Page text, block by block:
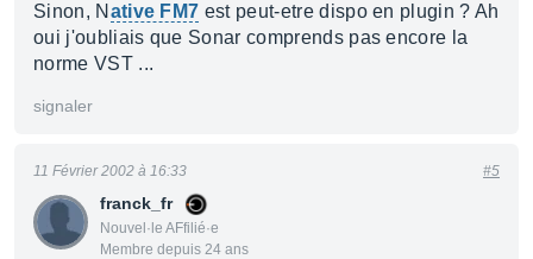
Sinon, N ative FM7 est peut-etre dispo en plugin ? Ah
oui j'oubliais que Sonar comprends pas encore la
norme VST ...
signaler
franck_fr
Nouvel·le AFfilié·e
Membre depuis 24 ans
11 Février 2002 à 16:33 #5